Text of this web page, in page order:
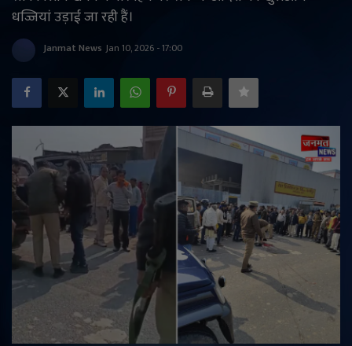
अंतर्राष्ट्रीय
राज्य
खेल
राजनीति
मनोरंजन
अपराध
ज्योतिष
वीडियो
धज्जियां उड़ाई जा रही हैं।
Janmat News Jan 10, 2026 - 17:00